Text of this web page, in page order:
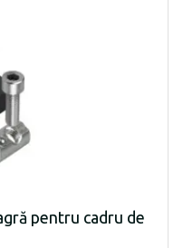
pentru cadru de